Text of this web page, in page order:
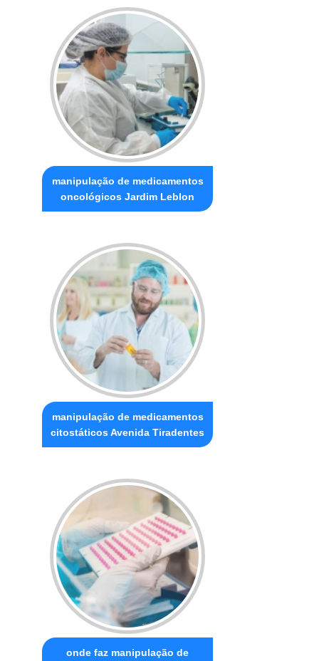
manipulação de medicamentos
oncológicos Jardim Leblon
manipulação de medicamentos
citostáticos Avenida Tiradentes
onde faz manipulação de